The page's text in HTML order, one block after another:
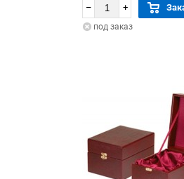
– +
под заказ